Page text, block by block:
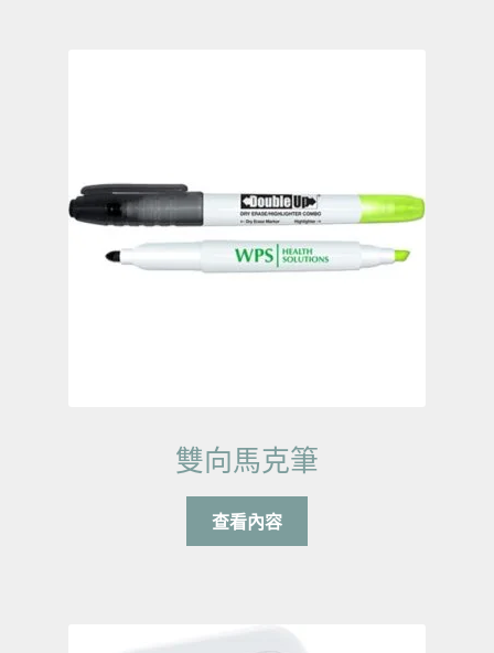
雙向馬克筆
查看內容